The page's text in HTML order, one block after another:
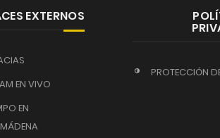
EXTERNOS
EN VIVO
EN
PROTECCIÓN